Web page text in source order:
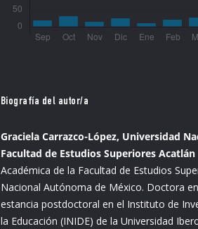
Biografía del autor/a
Graciela Carrazco-López, Universidad
Facultad de Estudios Superiores Acatlán
Académica de la Facultad de Estudios
Nacional Autónoma de México. Doctora
estancia postdoctoral en el Instituto de
la Educación (INIDE) de la Universidad